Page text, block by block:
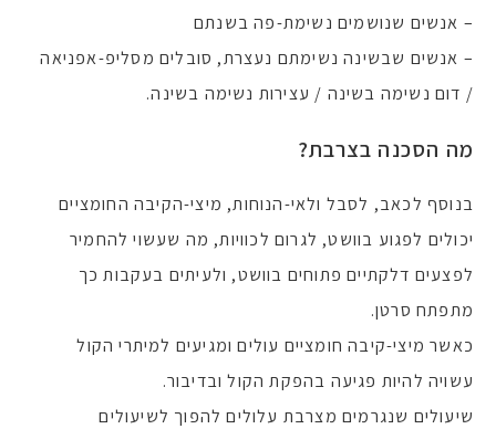
– אנשים שנושמים נשימת-פה בשנתם
– אנשים שבשינה נשימתם נעצרת, סובלים מסליפ-אפניאה
/ דום נשימה בשינה / עצירות נשימה בשינה.
מה הסכנה בצרבת?
בנוסף לכאב, לסבל ולאי-הנוחות, מיצי-הקיבה החומציים
יכולים לפגוע בוושט, לגרום לכוויות, מה שעשוי להחמיר
לפצעים דלקתיים פתוחים בוושט, ולעיתים בעקבות כך
מתפתח סרטן.
כאשר מיצי-קיבה חומציים עולים ומגיעים למיתרי הקול
עשויה להיות פגיעה בהפקת הקול ובדיבור.
שיעולים שנגרמים מצרבת עלולים להפוך לשיעולים